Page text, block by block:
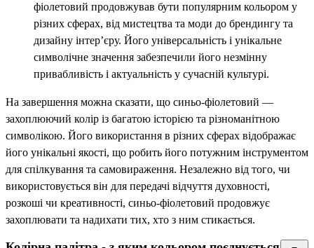
фіолетовий продовжував бути популярним кольором у
різних сферах, від мистецтва та моди до брендингу та
дизайну інтер’єру. Його універсальність і унікальне
символічне значення забезпечили його незмінну
привабливість і актуальність у сучасній культурі.
На завершення можна сказати, що синьо-фіолетовий —
захоплюючий колір із багатою історією та різноманітною
символікою. Його використання в різних сферах відображає
його унікальні якості, що робить його потужним інструментом
для спілкування та самовираження. Незалежно від того, чи
використовується він для передачі відчуття духовності,
розкоші чи креативності, синьо-фіолетовий продовжує
захоплювати та надихати тих, хто з ним стикається.